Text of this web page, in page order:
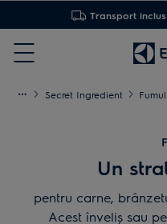
Transport
Menu
Secret Ingredient Fumul
Un
pentru carne,
Acest înveliș sau